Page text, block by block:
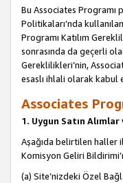
Bu Associates Programı
Politikaları’nda
Programı Katılım
sonrasında da geçerli
Gereklilikleri’nin,
esaslı ihlali olarak kabul
Associates
1. Uygun Satın
Aşağıda belirtilen haller
Komisyon Geliri
(a) Site’nizdeki Özel